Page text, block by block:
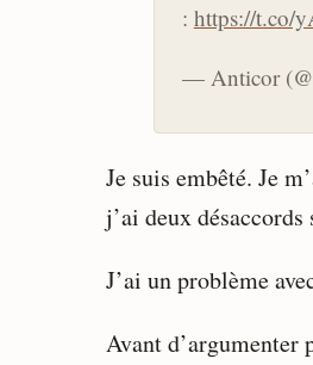
: https://t.co/
— Anticor
Je suis embêté. Je
j’ai deux
J’ai un problème
Avant d’argumenter